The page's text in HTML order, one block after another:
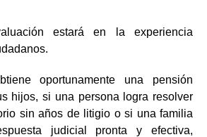
estará en la experiencia
oportunamente una pensión
hijos, si una persona logra resolver
sin años de litigio o si una familia
judicial pronta y efectiva,